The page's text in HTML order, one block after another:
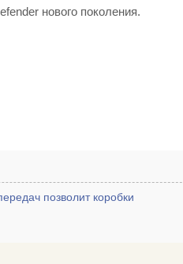
нового поколения.
позволит коробки